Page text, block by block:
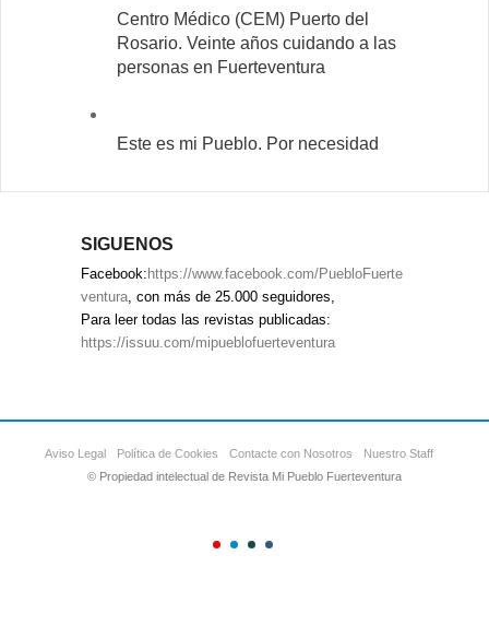
Centro Médico (CEM) Puerto del
Rosario. Veinte años cuidando a las
personas en Fuerteventura
Este es mi Pueblo. Por necesidad
SIGUENOS
Facebook: https://www.facebook.com/PuebloFuerte
ventura, con más de 25.000 seguidores,
Para leer todas las revistas publicadas:
https://issuu.com/mipueblofuerteventura
Aviso Legal Política de Cookies Contacte con Nosotros
Nuestro Staff
© Propiedad intelectual de Revista Mi Pueblo Fuerteventura